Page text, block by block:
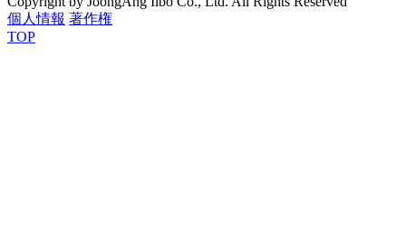
個人情報 著作権
TOP